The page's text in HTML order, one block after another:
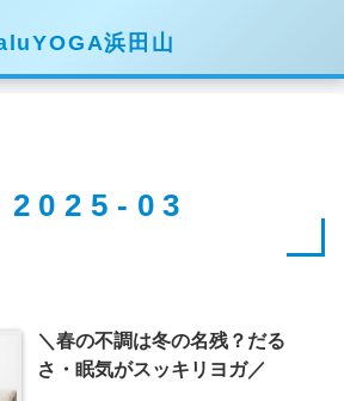
浜田山
2025-03
＼春の不調は冬の名残？だる
さ・眠気がスッキリヨガ／